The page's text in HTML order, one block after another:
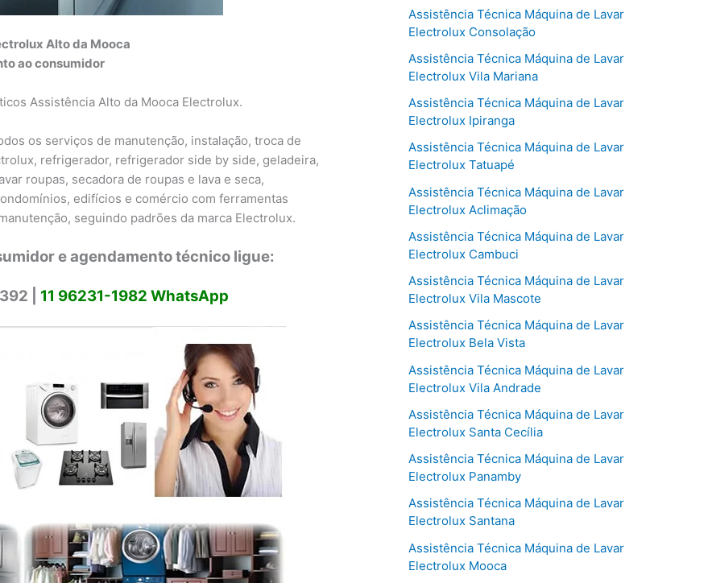
Alto da Mooca
ao consumidor
Assistência Alto da Mooca Electrolux.
os serviços de manutenção, instalação, troca de
refrigerador, refrigerador side by side, geladeira,
roupas, secadora de roupas e lava e seca,
edifícios e comércio com ferramentas
seguindo padrões da marca Electrolux.
e agendamento técnico ligue:
| 11 96231-1982 WhatsApp
Assistência Técnica Máquina de Lavar
Electrolux Consolação
Assistência Técnica Máquina de Lavar
Electrolux Vila Mariana
Assistência Técnica Máquina de Lavar
Electrolux Ipiranga
Assistência Técnica Máquina de Lavar
Electrolux Tatuapé
Assistência Técnica Máquina de Lavar
Electrolux Aclimação
Assistência Técnica Máquina de Lavar
Electrolux Cambuci
Assistência Técnica Máquina de Lavar
Electrolux Vila Mascote
Assistência Técnica Máquina de Lavar
Electrolux Bela Vista
Assistência Técnica Máquina de Lavar
Electrolux Vila Andrade
Assistência Técnica Máquina de Lavar
Electrolux Santa Cecília
Assistência Técnica Máquina de Lavar
Electrolux Panamby
Assistência Técnica Máquina de Lavar
Electrolux Santana
Assistência Técnica Máquina de Lavar
Electrolux Mooca